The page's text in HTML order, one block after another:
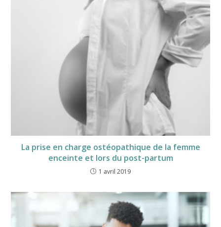
La prise en charge ostéopathique de la femme
enceinte et lors du post-partum
1 avril 2019